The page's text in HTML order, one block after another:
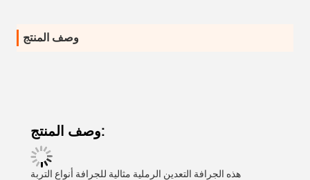
وصف المنتج
وصف المنتج:
هذه الجرافة التعدين الرملية مثالية للجرافة أنواع التربة